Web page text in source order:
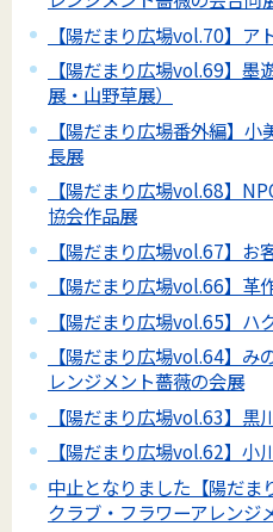
【陽だまり広場vol.70】ア
【陽だまり広場vol.69】
展・山野草展）
【陽だまり広場番外編】
長展
【陽だまり広場vol.68】
協会作品展
【陽だまり広場vol.67】お
【陽だまり広場vol.66】革
【陽だまり広場vol.65】ハ
【陽だまり広場vol.64】み
レンジメント薔薇の会展
【陽だまり広場vol.63】黒
【陽だまり広場vol.62】小
中止となりました【陽だ
クラブ・フラワーアレンジ